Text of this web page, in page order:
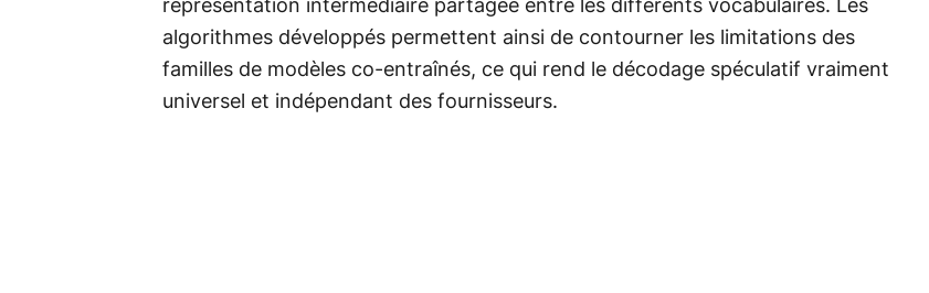
représentation intermédiaire partagée entre les différents vocabulaires. Les
algorithmes développés permettent ainsi de contourner les limitations des
familles de modèles co-entraînés, ce qui rend le décodage spéculatif vraiment
universel et indépendant des fournisseurs.